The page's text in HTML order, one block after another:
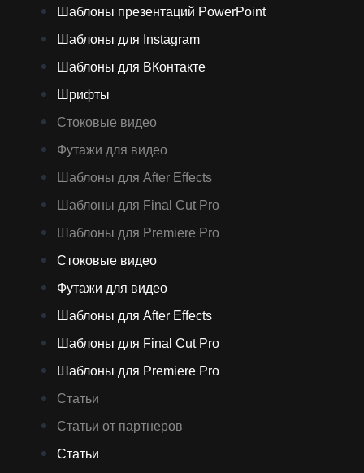
Шаблоны презентаций PowerPoint
Шаблоны для Instagram
Шаблоны для ВКонтакте
Шрифты
Стоковые видео
Футажи для видео
Шаблоны для After Effects
Шаблоны для Final Cut Pro
Шаблоны для Premiere Pro
Стоковые видео
Футажи для видео
Шаблоны для After Effects
Шаблоны для Final Cut Pro
Шаблоны для Premiere Pro
Статьи
Статьи от партнеров
Статьи